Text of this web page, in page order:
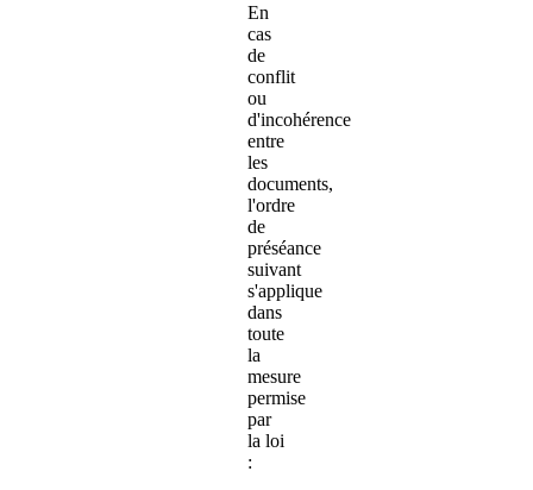
En
cas
de
conflit
ou
d'incohérence
entre
les
documents,
l'ordre
de
préséance
suivant
s'applique
dans
toute
la
mesure
permise
par
la loi
: